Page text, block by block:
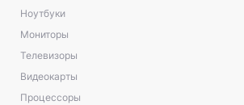
Ноутбуки
Мониторы
Телевизоры
Видеокарты
Процессоры